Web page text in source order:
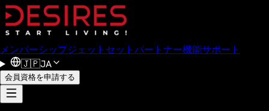
メンバーシップジェットセットパートナー機能サポート
🇯🇵JA
会員資格を申請する